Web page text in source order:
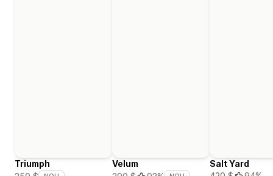
Triumph
Velum
Salt Yard